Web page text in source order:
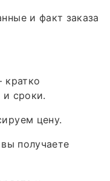
и факт заказа
кратко
и сроки.
цену.
получаете